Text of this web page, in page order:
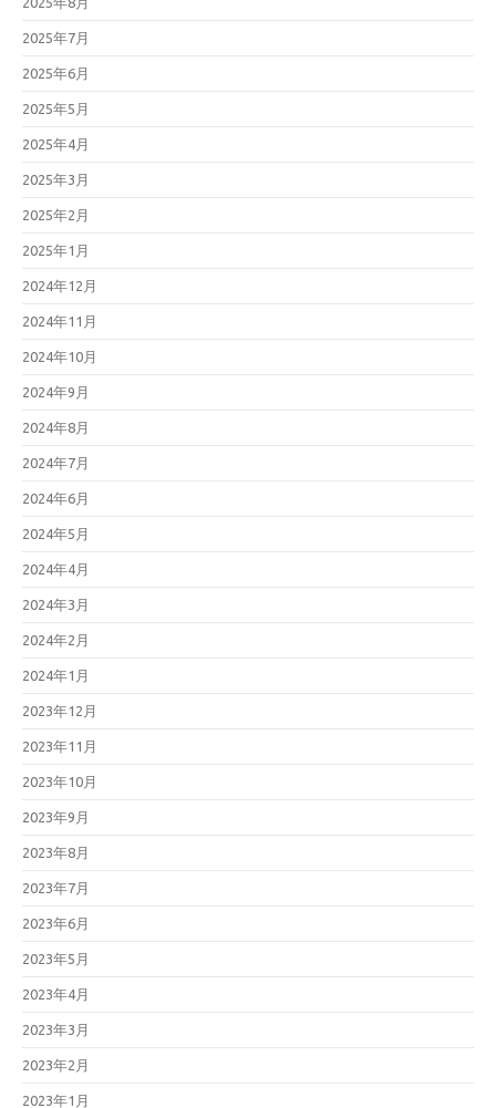
2025年7月
2025年6月
2025年5月
2025年4月
2025年3月
2025年2月
2025年1月
2024年12月
2024年11月
2024年10月
2024年9月
2024年8月
2024年7月
2024年6月
2024年5月
2024年4月
2024年3月
2024年2月
2024年1月
2023年12月
2023年11月
2023年10月
2023年9月
2023年8月
2023年7月
2023年6月
2023年5月
2023年4月
2023年3月
2023年2月
2023年1月